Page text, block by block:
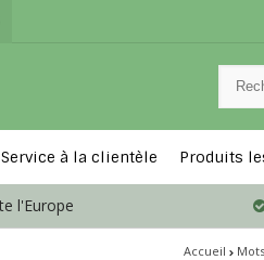
Service à la clientèle Produits
l'Europe
Accueil